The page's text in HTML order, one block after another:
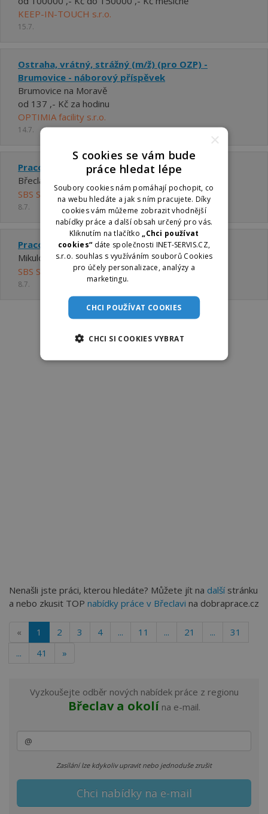
KEEP-IN-TOUCH s.r.o.
15.7.
Ostraha, vrátný, strážný (m/ž) (pro OZP) -
Brumovice - náborový příspěvek
Brumovice na Moravě
od 137 ,- Kč za hodinu
OPTIMIA facility s.r.o.
14.7.
Pracovník ostrahy
Břeclav
SBS Security s.r.o.
8.7.
Pracovník ostrahy
Mikulov
SBS Security s.r.o.
8.7.
Nenašli jste práci, kterou hledáte? Můžete jít na dalšístránku
a nebo zkusit TOP nabídky práce v Břeclavi na dobraprace.cz
« 1 2 3 4 ... 11 ... 21 ...
31
...
41 »
Vyzkoušejte odběr nových nabídek práce z regionu
Břeclav a okolí na e-mail.
Zasílání lze kdykoliv upravit nebo jednoduše zrušit
×
S cookies se vám bude
práce hledat lépe
Soubory cookies nám pomáhají pochopit, co
na webu hledáte a jak s ním pracujete. Díky
cookies vám můžeme zobrazit vhodnější
nabídky práce a další obsah určený pro vás.
Kliknutím na tlačítko„Chci používat
cookies“ dáte společnosti INET-SERVIS.CZ,
s.r.o. souhlas s využíváním souborů Cookies
pro účely personalizace, analýzy a
marketingu.
CHCI POUŽÍVAT COOKIES
CHCI SI COOKIES VYBRAT